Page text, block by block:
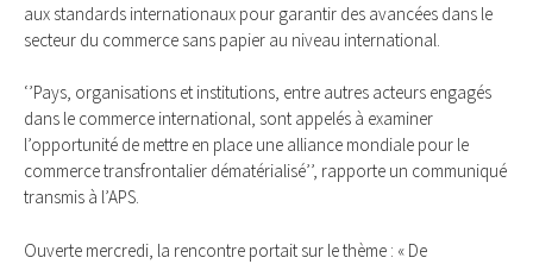
aux standards internationaux pour garantir des avancées dans le
secteur du commerce sans papier au niveau international.
‘’Pays, organisations et institutions, entre autres acteurs engagés
dans le commerce international, sont appelés à examiner
l’opportunité de mettre en place une alliance mondiale pour le
commerce transfrontalier dématérialisé’’, rapporte un communiqué
transmis à l’APS.
Ouverte mercredi, la rencontre portait sur le thème : « De